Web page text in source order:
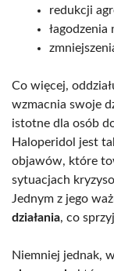
redukcji
łagodzenia
Co więcej,
wzmacnia swoje
istotne dla osób
Haloperidol jest
objawów, które
sytuacjach
Jednym z jego
działania, co
Niemniej jednak,